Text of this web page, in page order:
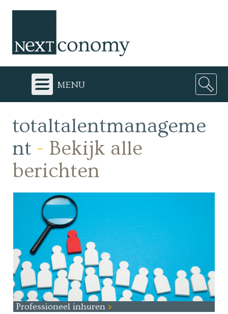
menu
totaltalentmanageme
nt - Bekijk alle
berichten
Professioneel inhuren